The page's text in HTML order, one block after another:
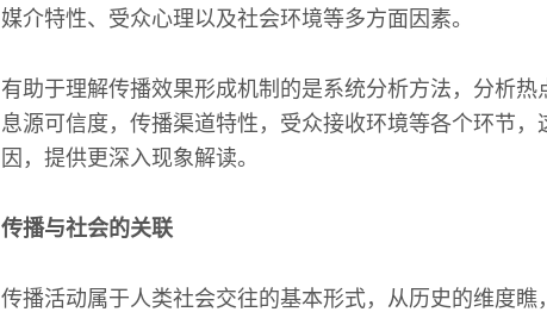
媒介特性、受众心理以及社会环境等多方面因素。
有助于理解传播效果形成机制的是系统分析方法，分析
息源可信度，传播渠道特性，受众接收环境等各个环节，
因，提供更深入现象解读。
传播与社会的关联
传播活动属于人类社会交往的基本形式，从历史的维度